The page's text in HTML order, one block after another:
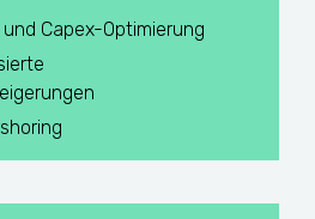
Capex-Optimierung